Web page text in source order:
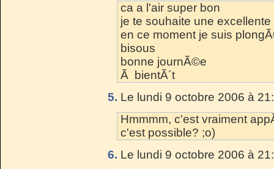
ca a l'air super bon
je te souhaite une
en ce moment je suis
bisous
bonne journÃ©e
Ã bientÃ´t
5. Le lundi 9 octobre 2006 à
Hmmmm, c'est vraiment
c'est possible? ;o)
6. Le lundi 9 octobre 2006 à